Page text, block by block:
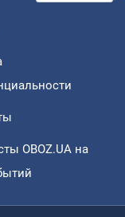
OBOZ.UA на